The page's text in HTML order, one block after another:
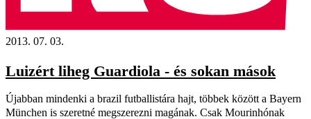
2013. 07. 03.
Luizért liheg Guardiola - és sokan mások
Újabban mindenki a brazil futballistára hajt, többek között a Bayern
München is szeretné megszerezni magának. Csak Mourinhónak